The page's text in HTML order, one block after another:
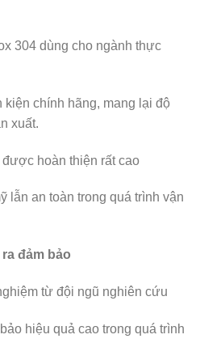
304 dùng cho ngành thực
chính hãng, mang lại độ
xuất.
hoàn thiện rất cao
lẫn an toàn trong quá trình vận
đảm bảo
từ đội ngũ nghiên cứu
hiệu quả cao trong quá trình